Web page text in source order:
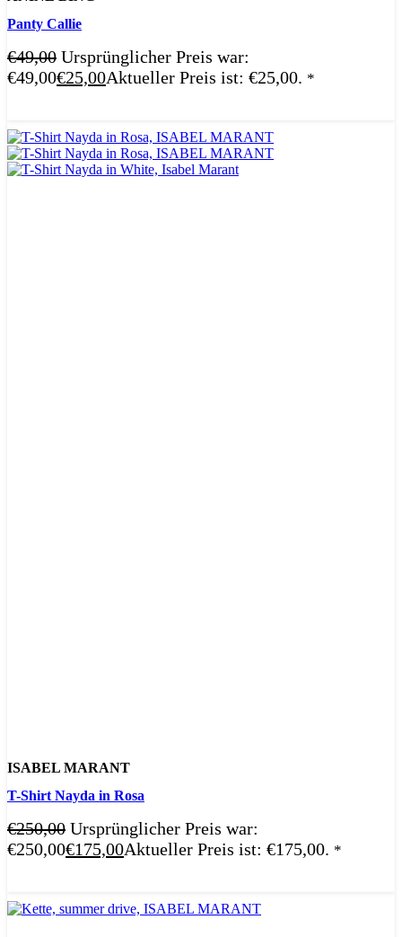
Panty Callie
€49,00 Ursprünglicher Preis war:
€49,00€25,00Aktueller Preis ist: €25,00. *
ISABEL MARANT
T-Shirt Nayda in Rosa
€250,00 Ursprünglicher Preis war:
€250,00€175,00Aktueller Preis ist: €175,00. *